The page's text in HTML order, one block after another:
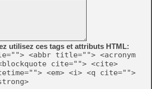
utilisez ces tags et attributs HTML:
<abbr title=""> <acronym
cite=""> <cite>
<em> <i> <q cite="">